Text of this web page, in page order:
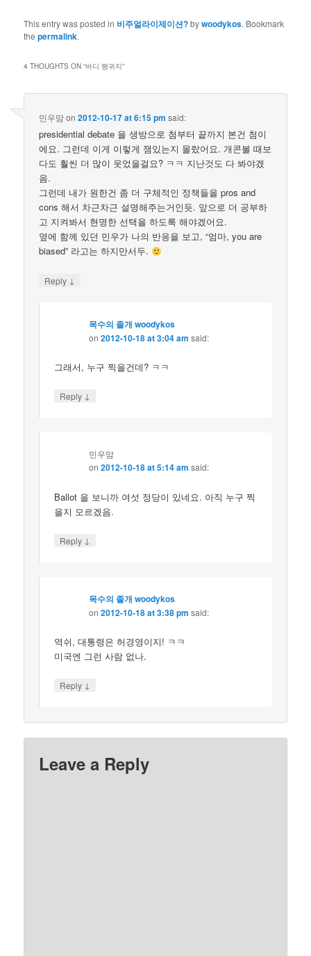
This entry was posted in 비주얼라이제이션?bywoodykos. Bookmark
thepermalink.
4 THOUGHTS ON “바디 랭귀지”
민우맘on2012-10-17 at 6:15 pm said:
presidential debate 을 생방으로 첨부터 끝까지 본건 첨이
에요. 그런데 이게 이렇게 잼있는지 몰랐어요. 개콘볼 때보
다도 훨씬 더 많이 웃었을걸요? ㅋㅋ 지난것도 다 봐야겠
음.
그런데 내가 원한건 좀 더 구체적인 정책들을 pros and
cons 해서 차근차근 설명해주는거인듯. 앞으로 더 공부하
고 지켜봐서 현명한 선택을 하도록 해야겠어요.
옆에 함께 있던 민우가 나의 반응을 보고, “엄마, you are
biased” 라고는 하지만서두.
Reply ↓
목수의 졸개 woodykos
on2012-10-18 at 3:04 am said:
그래서, 누구 찍을건데? ㅋㅋ
Reply ↓
민우맘
on2012-10-18 at 5:14 am said:
Ballot 을 보니까 여섯 정당이 있네요. 아직 누구 찍
을지 모르겠음.
Reply ↓
목수의 졸개 woodykos
on2012-10-18 at 3:38 pm said:
역쉬, 대통령은 허경영이지! ㅋㅋ
미국엔 그런 사람 없나.
Reply ↓
Leave a Reply